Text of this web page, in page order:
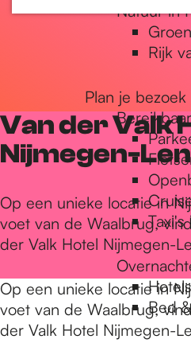
Natuur in
Rijk
Plan je bezoek
Hotels
Bed
Van der Valk
Nijmegen-
Op een unieke locatie in
voet van de Waalbrug,
der Valk Hotel Nijmegen-
Op een unieke locatie in
voet van de Waalbrug,
der Valk Hotel Nijmegen-